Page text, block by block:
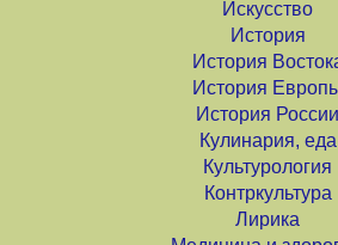
Искусство
История
История
История
История России
Кулинария, еда
Культурология
Контркультура
Лирика